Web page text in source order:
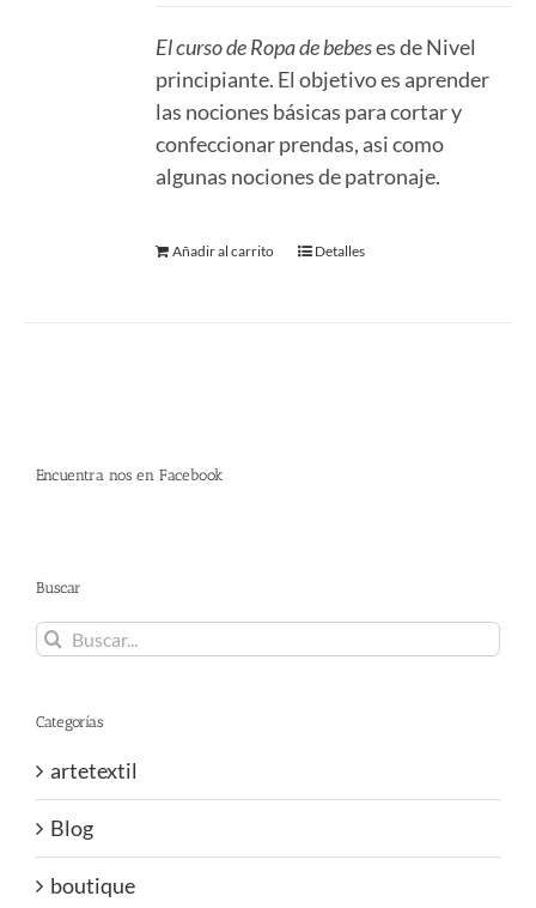
El curso de Ropa de bebeses de Nivel
principiante. El objetivo es aprender
las nociones básicas para cortar y
confeccionar prendas, asi como
algunas nociones de patronaje.
Añadir al carrito Detalles
Encuentra nos en Facebook
Buscar
Buscar:
Categorías
artetextil
Blog
boutique